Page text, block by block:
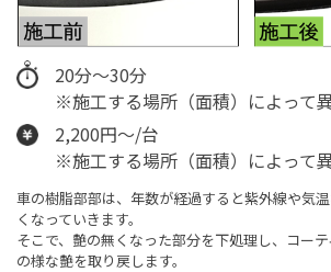
20分～30分
※施工する場所（面積）によって異
2,200円～/台
※施工する場所（面積）によって異
車の樹脂部部は、年数が経過すると紫外線や気
くなっていきます。
そこで、艶の無くなった部分を下処理し、コー
の様な艶を取り戻します。